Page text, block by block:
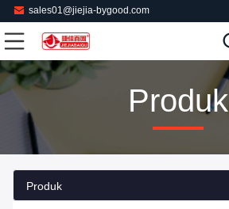
sales01@jiejia-bygood.com
Produk
Produk